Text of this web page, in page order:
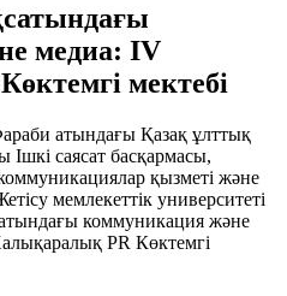
медиа: ІV
мектебі
атындағы Қазақ ұлттық
саясат басқармасы,
қызметі және
мемлекеттік университеті
коммуникация және
PR Көктемгі